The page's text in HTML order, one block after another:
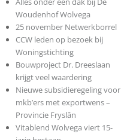
Woudenhof Wolvega
25 november Netwerkborrel
CCW leden op bezoek bij
Woningstichting
Bouwproject Dr. Dreeslaan
krijgt veel waardering
Nieuwe subsidieregeling voor
mkb’ers met exportwens –
Provincie Fryslân
Vitablend Wolvega viert 15-